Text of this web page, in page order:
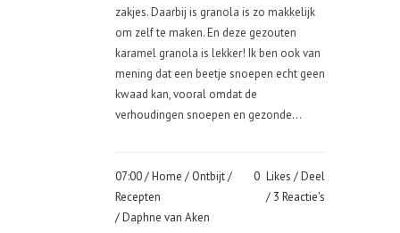
zakjes. Daarbij is granola is zo makkelijk
om zelf te maken. En deze gezouten
karamel granola is lekker! Ik ben ook van
mening dat een beetje snoepen echt geen
kwaad kan, vooral omdat de
verhoudingen snoepen en gezonde...
07:00 /Home / Ontbijt/
Recepten
/ Daphne van Aken
0 Likes
Deel
3 Reactie's